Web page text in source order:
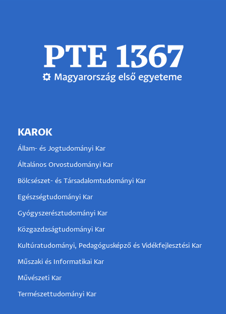
KAROK
Állam- és Jogtudományi Kar
Általános Orvostudományi Kar
Bölcsészet- és Társadalomtudományi Kar
Egészségtudományi Kar
Gyógyszerésztudományi Kar
Közgazdaságtudományi Kar
Kultúratudományi, Pedagógusképző és Vidékfejlesztési Kar
Műszaki és Informatikai Kar
Művészeti Kar
Természettudományi Kar